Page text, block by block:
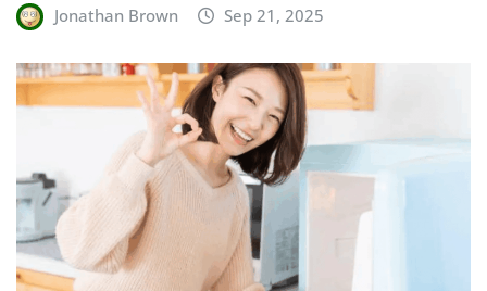
Jonathan Brown Sep 21, 2025